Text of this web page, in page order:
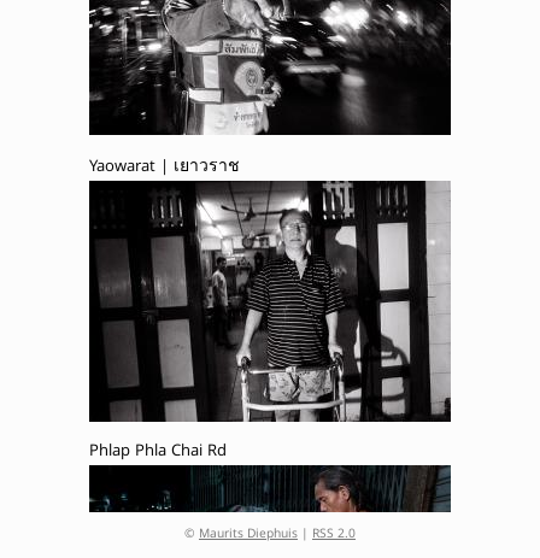
Yaowarat | เยาวราช
Phlap Phla Chai Rd
© Maurits Diephuis | RSS 2.0